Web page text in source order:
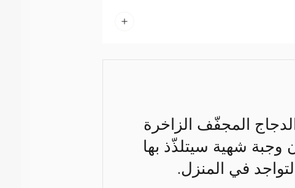
المجفّف الزاخرة
وجبة شهية سيتلذّذ بها
في المنزل.